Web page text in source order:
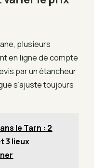
plusieurs
en ligne de compte
par un étancheur
s’ajuste toujours
le Tarn : 2
3 lieux